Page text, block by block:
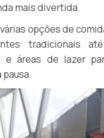
mais divertida.
opções de
tradicionais
e áreas de lazer
pausa.